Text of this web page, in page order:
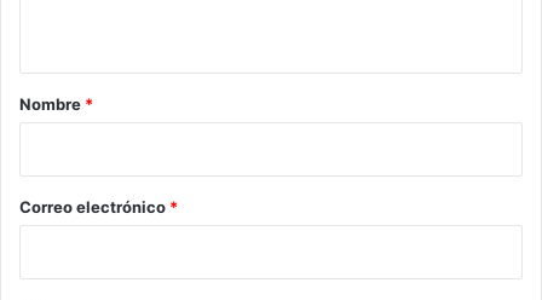
r
*
Nombre *
Correo electrónico *